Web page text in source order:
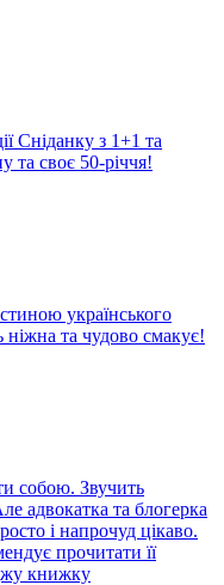
Сніданку з 1+1 та
та своє 50-річчя!
українського
ніжна та чудово смакує!
собою. Звучить
адвокатка та блогерка
і напрочуд цікаво.
прочитати її
книжку